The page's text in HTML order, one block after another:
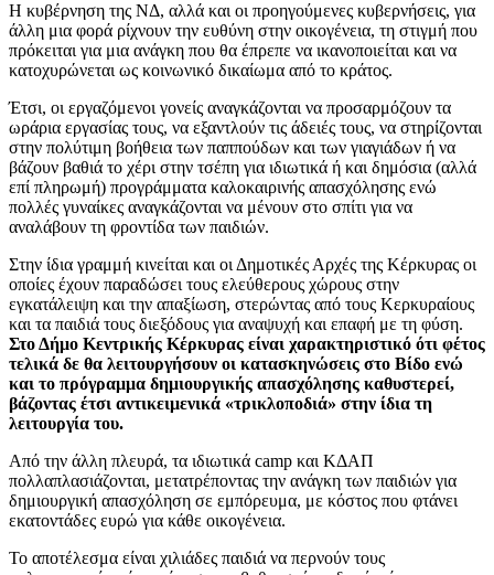
Η κυβέρνηση της ΝΔ, αλλά και οι προηγούμενες κυβερνήσεις, για
άλλη μια φορά ρίχνουν την ευθύνη στην οικογένεια, τη στιγμή που
πρόκειται για μια ανάγκη που θα έπρεπε να ικανοποιείται και να
κατοχυρώνεται ως κοινωνικό δικαίωμα από το κράτος.
Έτσι, οι εργαζόμενοι γονείς αναγκάζονται να προσαρμόζουν τα
ωράρια εργασίας τους, να εξαντλούν τις άδειές τους, να στηρίζονται
στην πολύτιμη βοήθεια των παππούδων και των γιαγιάδων ή να
βάζουν βαθιά το χέρι στην τσέπη για ιδιωτικά ή και δημόσια (αλλά
επί πληρωμή) προγράμματα καλοκαιρινής απασχόλησης ενώ
πολλές γυναίκες αναγκάζονται να μένουν στο σπίτι για να
αναλάβουν τη φροντίδα των παιδιών.
Στην ίδια γραμμή κινείται και οι Δημοτικές Αρχές της Κέρκυρας οι
οποίες έχουν παραδώσει τους ελεύθερους χώρους στην
εγκατάλειψη και την απαξίωση, στερώντας από τους Κερκυραίους
και τα παιδιά τους διεξόδους για αναψυχή και επαφή με τη φύση.
Στο Δήμο Κεντρικής Κέρκυρας είναι χαρακτηριστικό ότι φέτος
τελικά δε θα λειτουργήσουν οι κατασκηνώσεις στο Βίδο ενώ
και το πρόγραμμα δημιουργικής απασχόλησης καθυστερεί,
βάζοντας έτσι αντικειμενικά «τρικλοποδιά» στην ίδια τη
λειτουργία του.
Από την άλλη πλευρά, τα ιδιωτικά camp και ΚΔΑΠ
πολλαπλασιάζονται, μετατρέποντας την ανάγκη των παιδιών για
δημιουργική απασχόληση σε εμπόρευμα, με κόστος που φτάνει
εκατοντάδες ευρώ για κάθε οικογένεια.
Το αποτέλεσμα είναι χιλιάδες παιδιά να περνούν τους